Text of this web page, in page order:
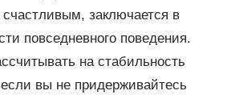
заключается в
повседневного поведения.
на стабильность
вы не придерживайтесь